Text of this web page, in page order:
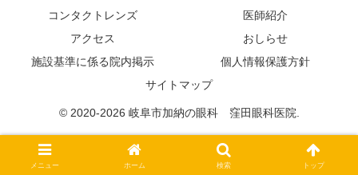
コンタクトレンズ
医師紹介
アクセス
おしらせ
施設基準に係る院内掲示
個人情報保護方針
サイトマップ
© 2020-2026 岐阜市加納の眼科 窪田眼科医院.
メニュー ホーム 検索 トップ